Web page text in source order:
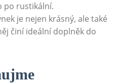
po rustikální.
je nejen krásný, ale⁤ také
‌činí ideální doplněk do